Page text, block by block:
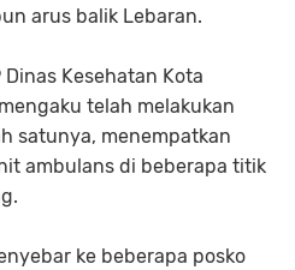
arus balik Lebaran.
Dinas Kesehatan Kota
telah melakukan
satunya, menempatkan
ambulans di beberapa titik
ke beberapa posko